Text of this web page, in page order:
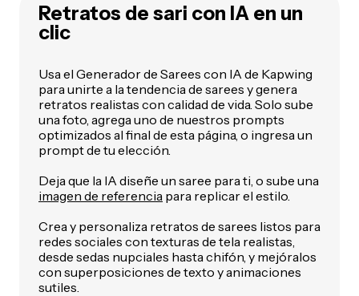
Retratos de sari con IA en un
clic
Usa el Generador de Sarees con IA de Kapwing
para unirte a la tendencia de sarees y genera
retratos realistas con calidad de vida. Solo sube
una foto, agrega uno de nuestros prompts
optimizados al final de esta página, o ingresa un
prompt de tu elección.
Deja que la IA diseñe un saree para ti, o sube una
imagen de referencia para replicar el estilo.
Crea y personaliza retratos de sarees listos para
redes sociales con texturas de tela realistas,
desde sedas nupciales hasta chifón, y mejóralos
con superposiciones de texto y animaciones
sutiles.